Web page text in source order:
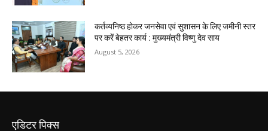
कर्तव्यनिष्ठ होकर जनसेवा एवं सुशासन के लिए जमीनी स्तर
पर करें बेहतर कार्य : मुख्यमंत्री विष्णु देव साय
August 5, 2026
एडिटर पिक्स